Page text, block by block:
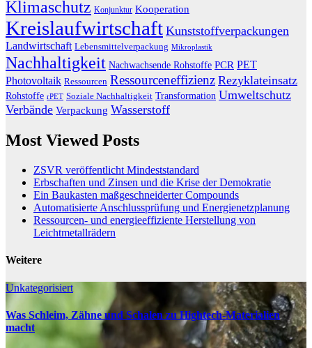
Klimaschutz Konjunktur Kooperation
Kreislaufwirtschaft Kunststoffverpackungen
Landwirtschaft Lebensmittelverpackung Mikroplastik
Nachhaltigkeit Nachwachsende Rohstoffe PCR PET
Photovoltaik Ressourcen Ressourceneffizienz Rezyklateinsatz
Rohstoffe rPET Soziale Nachhaltigkeit Transformation Umweltschutz
Verbände Verpackung Wasserstoff
Most Viewed Posts
ZSVR veröffentlicht Mindeststandard
Erbschaften und Zinsen und die Krise der Demokratie
Ein Baukasten maßgeschneiderter Compounds
Automatisierte Anschlussprüfung und Energienetzplanung
Ressourcen- und energieeffiziente Herstellung von
Leichtmetallrädern
Weitere
Unkategorisiert
Was Schleim, Zähne und Schalen zu Hightech-Materialien
macht